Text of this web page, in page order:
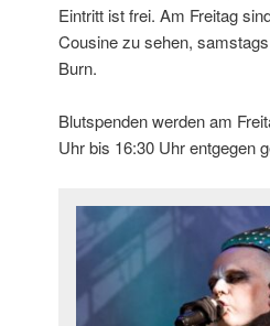
Eintritt ist frei. Am Freitag
Cousine zu sehen,
Burn.
Blutspenden werden am
Uhr bis 16:30 Uhr entgegen